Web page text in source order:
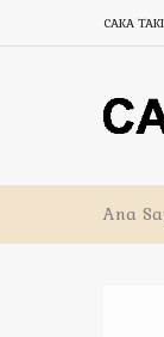
CAKA
Ana